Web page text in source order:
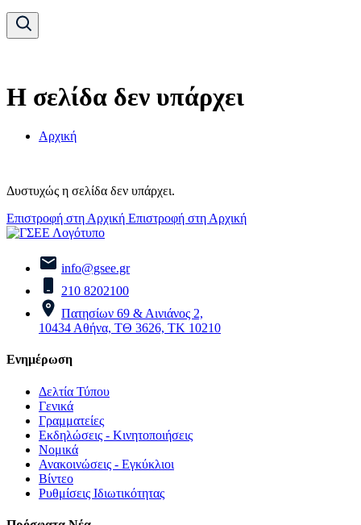
Η σελίδα δεν υπάρχει
Αρχική
Δυστυχώς η σελίδα δεν υπάρχει.
Επιστροφή στη Αρχική Επιστροφή στη Αρχική
info@gsee.gr
210 8202100
Πατησίων 69 & Αινιάνος 2,
10434 Αθήνα, ΤΘ 3626, ΤΚ 10210
Ενημέρωση
Δελτία Τύπου
Γενικά
Γραμματείες
Εκδηλώσεις - Κινητοποιήσεις
Νομικά
Ανακοινώσεις - Εγκύκλιοι
Βίντεο
Ρυθμίσεις Ιδιωτικότητας